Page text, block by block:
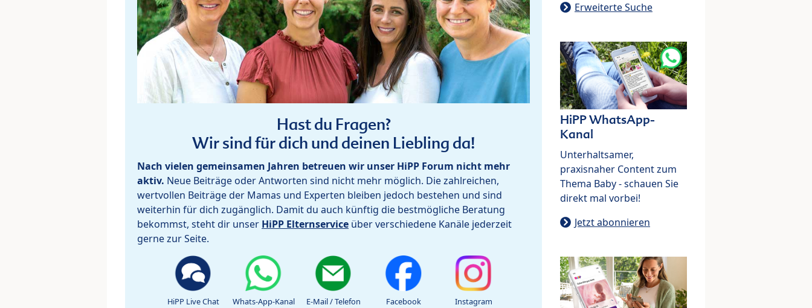
Hast du Fragen?
Wir sind für dich und deinen Liebling da!
Nach vielen gemeinsamen Jahren betreuen wir unser HiPP Forum nicht mehr
aktiv. Neue Beiträge oder Antworten sind nicht mehr möglich. Die zahlreichen,
wertvollen Beiträge der Mamas und Experten bleiben jedoch bestehen und sind
weiterhin für dich zugänglich. Damit du auch künftig die bestmögliche Beratung
bekommst, steht dir unser HiPP Elternservice über verschiedene Kanäle jederzeit
gerne zur Seite.
HiPP Live Chat Whats-App-Kanal E-Mail / Telefon Facebook Instagram
Erweiterte Suche
HiPP WhatsApp-
Kanal
Unterhaltsamer,
praxisnaher Content zum
Thema Baby - schauen Sie
direkt mal vorbei!
Jetzt abonnieren